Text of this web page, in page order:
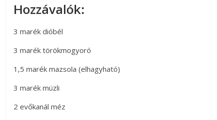
Hozzávalók:
3 marék dióbél
3 marék törökmogyoró
1,5 marék mazsola (elhagyható)
3 marék müzli
2 evőkanál méz